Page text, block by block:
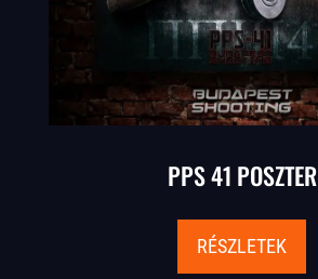
PPS 41 POSZTER
RÉSZLETEK